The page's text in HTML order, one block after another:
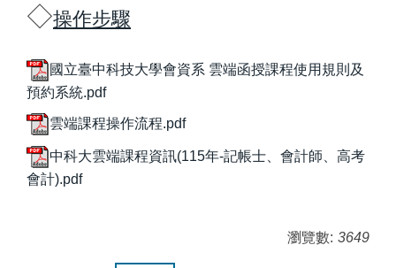
◇操作步驟
國立臺中科技大學會資系 雲端函授課程使用規則及
預約系統.pdf
雲端課程操作流程.pdf
中科大雲端課程資訊(115年-記帳士、會計師、高考
會計).pdf
瀏覽數: 3649